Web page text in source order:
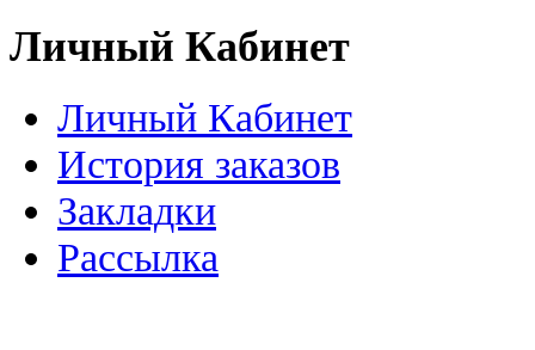
Личный Кабинет
Личный Кабинет
История заказов
Закладки
Рассылка